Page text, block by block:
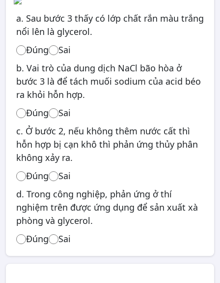
a. Sau bước 3 thấy có lớp chất rắn màu trắng
nổi lên là glycerol.
Đúng
Sai
b. Vai trò của dung dịch NaCl bão hòa ở
bước 3 là để tách muối sodium của acid béo
ra khỏi hỗn hợp.
Đúng
Sai
c. Ở bước 2, nếu không thêm nước cất thì
hỗn hợp bị cạn khô thì phản ứng thủy phân
không xảy ra.
Đúng
Sai
d. Trong công nghiệp, phản ứng ở thí
nghiệm trên được ứng dụng để sản xuất xà
phòng và glycerol.
Đúng
Sai